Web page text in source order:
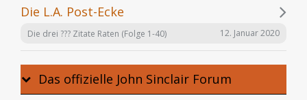
Die L.A. Post-Ecke
Die drei ??? Zitate Raten (Folge 1-40) 12. Januar 2020
Das offizielle John Sinclair Forum